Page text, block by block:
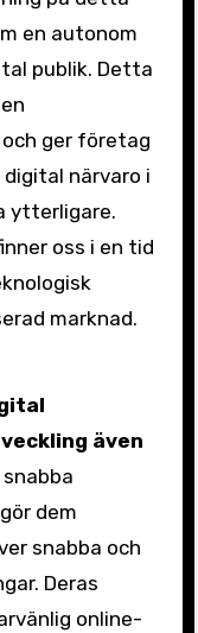
en autonom
publik. Detta
ger företag
närvaro i
ytterligare.
oss i en tid
marknad.
även
dem
snabba och
Deras
online-